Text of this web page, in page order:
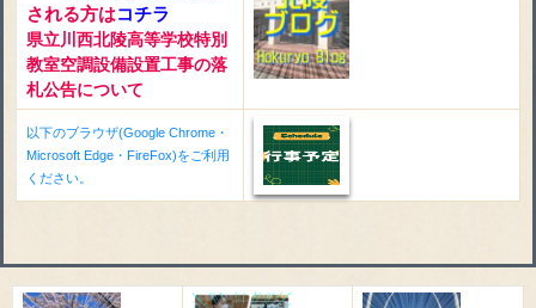
される方はコチラ
県立川西北陵高等学校特別
教室空調設備設置工事の落
札公告について
以下のブラウザ(Google Chrome・
Microsoft Edge・FireFox)をご利用
ください。